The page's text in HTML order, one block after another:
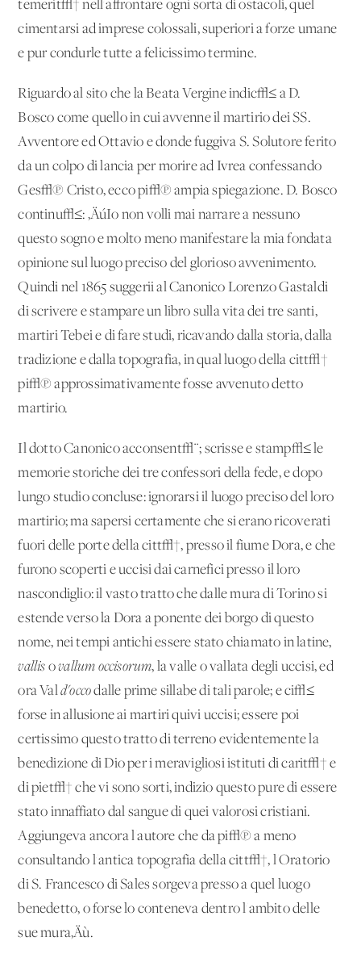
temerit√† nell'affrontare ogni sorta di ostacoli, quel
cimentarsi ad imprese colossali, superiori a forze umane
e pur condurle tutte a felicissimo termine.
Riguardo al sito che la Beata Vergine indic√≤ a D.
Bosco come quello in cui avvenne il martirio dei SS.
Avventore ed Ottavio e donde fuggiva S. Solutore ferito
da un colpo di lancia per morire ad Ivrea confessando
Ges√π Cristo, ecco pi√π ampia spiegazione. D. Bosco
continu√≤: ‚ÄúIo non volli mai narrare a nessuno
questo sogno e molto meno manifestare la mia fondata
opinione sul luogo preciso del glorioso avvenimento.
Quindi nel 1865 suggerii al Canonico Lorenzo Gastaldi
di scrivere e stampare un libro sulla vita dei tre santi,
martiri Tebei e di fare studi, ricavando dalla storia, dalla
tradizione e dalla topografia, in qual luogo della citt√†
pi√π approssimativamente fosse avvenuto detto
martirio.
Il dotto Canonico acconsent√¨; scrisse e stamp√≤ le
memorie storiche dei tre confessori della fede, e dopo
lungo studio concluse: ignorarsi il luogo preciso del loro
martirio; ma sapersi certamente che si erano ricoverati
fuori delle porte della citt√†, presso il fiume Dora, e che
furono scoperti e uccisi dai carnefici presso il loro
nascondiglio: il vasto tratto che dalle mura di Torino si
estende verso la Dora a ponente dei borgo di questo
nome, nei tempi antichi essere stato chiamato in latine,
vallis ovallum occisorum, la valle o vallata degli uccisi, ed
ora Vald'occodalle prime sillabe di tali parole; e ci√≤
forse in allusione ai martiri quivi uccisi; essere poi
certissimo questo tratto di terreno evidentemente la
benedizione di Dio per i meravigliosi istituti di carit√† e
di piet√† che vi sono sorti, indizio questo pure di essere
stato innaffiato dal sangue di quei valorosi cristiani.
Aggiungeva ancora l'autore che da pi√π a meno
consultando l'antica topografia della citt√†, l'Oratorio
di S. Francesco di Sales sorgeva presso a quel luogo
benedetto, o forse lo conteneva dentro l'ambito delle
sue mura‚Äù.